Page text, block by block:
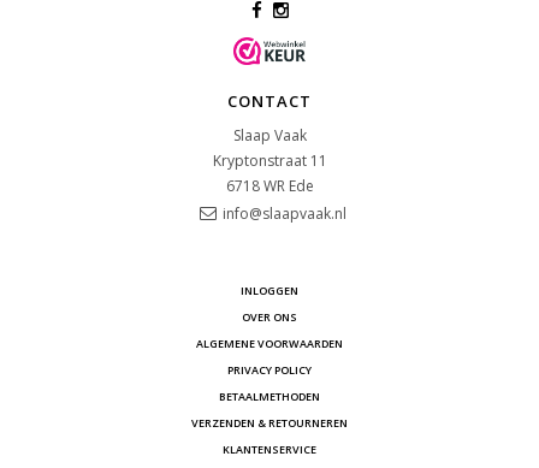
CONTACT
Slaap Vaak
Kryptonstraat 11
6718 WR Ede
info@slaapvaak.nl
INLOGGEN
OVER ONS
ALGEMENE VOORWAARDEN
PRIVACY POLICY
BETAALMETHODEN
VERZENDEN & RETOURNEREN
KLANTENSERVICE